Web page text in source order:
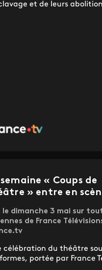
et de leurs
semaine « Coups de
» entre en
le dimanche 3 mai sur
de France
célébration du théâtre
portée par France